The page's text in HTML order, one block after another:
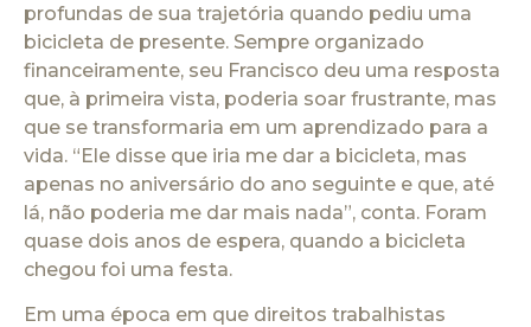
profundas de sua trajetória quando pediu uma
bicicleta de presente. Sempre organizado
financeiramente, seu Francisco deu uma resposta
que, à primeira vista, poderia soar frustrante, mas
que se transformaria em um aprendizado para a
vida. “Ele disse que iria me dar a bicicleta, mas
apenas no aniversário do ano seguinte e que, até
lá, não poderia me dar mais nada”, conta. Foram
quase dois anos de espera, quando a bicicleta
chegou foi uma festa.
Em uma época em que direitos trabalhistas